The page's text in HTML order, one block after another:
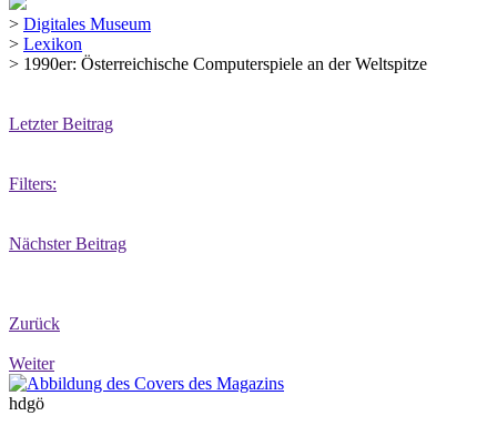
> Digitales Museum
> Lexikon
> 1990er: Österreichische Computerspiele an der Weltspitze
Letzter Beitrag
Filters:
Nächster Beitrag
Zurück
Weiter
hdgö